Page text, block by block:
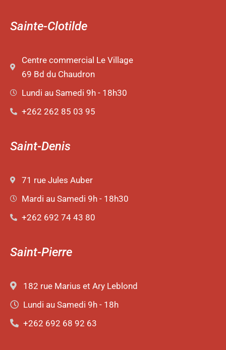
Sainte-Clotilde
Centre commercial Le Village
69 Bd du Chaudron
Lundi au Samedi 9h - 18h30
+262 262 85 03 95
Saint-Denis
71 rue Jules Auber
Mardi au Samedi 9h - 18h30
+262 692 74 43 80
Saint-Pierre
182 rue Marius et Ary Leblond
Lundi au Samedi 9h - 18h
+262 692 68 92 63